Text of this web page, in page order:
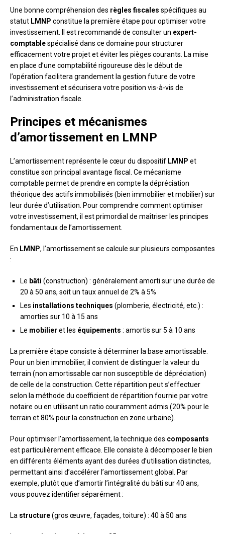
Une bonne compréhension des règles fiscales spécifiques au
statut LMNP constitue la première étape pour optimiser votre
investissement. Il est recommandé de consulter un expert-
comptablespécialisé dans ce domaine pour structurer
efficacement votre projet et éviter les pièges courants. La mise
en place d’une comptabilité rigoureuse dès le début de
l’opération facilitera grandement la gestion future de votre
investissement et sécurisera votre position vis-à-vis de
l’administration fiscale.
Principes et mécanismes
d’amortissement en LMNP
L’amortissement représente le cœur du dispositif LMNP et
constitue son principal avantage fiscal. Ce mécanisme
comptable permet de prendre en compte la dépréciation
théorique des actifs immobilisés (bien immobilier et mobilier) sur
leur durée d’utilisation. Pour comprendre comment optimiser
votre investissement, il est primordial de maîtriser les principes
fondamentaux de l’amortissement.
En LMNP, l’amortissement se calcule sur plusieurs composantes
:
Le bâti (construction) : généralement amorti sur une durée de
20 à 50 ans, soit un taux annuel de 2% à 5%
Les installations techniques (plomberie, électricité, etc.) :
amorties sur 10 à 15 ans
Le mobilier et les équipements : amortis sur 5 à 10 ans
La première étape consiste à déterminer la base amortissable.
Pour un bien immobilier, il convient de distinguer la valeur du
terrain (non amortissable car non susceptible de dépréciation)
de celle de la construction. Cette répartition peut s’effectuer
selon la méthode du coefficient de répartition fournie par votre
notaire ou en utilisant un ratio couramment admis (20% pour le
terrain et 80% pour la construction en zone urbaine).
Pour optimiser l’amortissement, la technique des composants
est particulièrement efficace. Elle consiste à décomposer le bien
en différents éléments ayant des durées d’utilisation distinctes,
permettant ainsi d’accélérer l’amortissement global. Par
exemple, plutôt que d’amortir l’intégralité du bâti sur 40 ans,
vous pouvez identifier séparément :
La structure(gros œuvre, façades, toiture) : 40 à 50 ans